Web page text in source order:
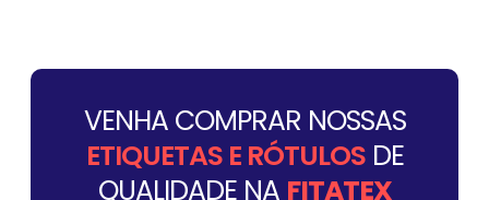
VENHA COMPRAR NOSSAS
ETIQUETAS E RÓTULOSDE
QUALIDADE NA FITATEX